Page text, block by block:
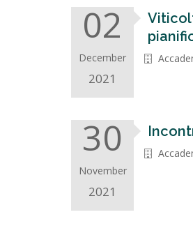
02
December
2021
30
November
2021